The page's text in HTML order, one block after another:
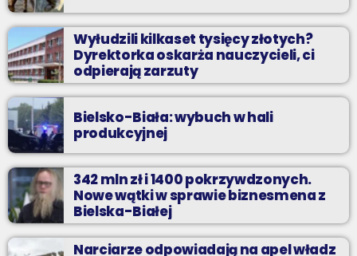
Wyłudzili kilkaset tysięcy złotych?
Dyrektorka oskarża nauczycieli, ci
odpierają zarzuty
Bielsko-Biała: wybuch w hali
produkcyjnej
342 mln zł i 1400 pokrzywdzonych.
Nowe wątki w sprawie biznesmena z
Bielska-Białej
Narciarze odpowiadają na apel władz